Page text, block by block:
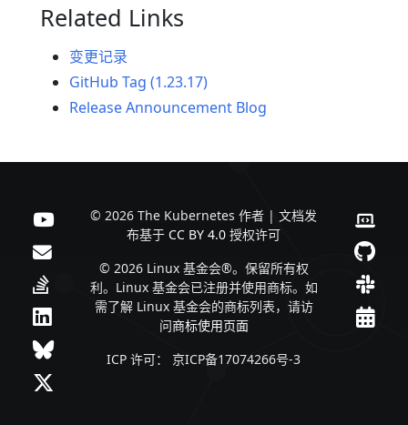
Related Links
变更记录
GitHub Tag (1.23.17)
Release Announcement Blog
© 2026 The Kubernetes 作者 | 文档发
布基于 CC BY 4.0 授权许可
© 2026 Linux 基金会®。保留所有权
利。Linux 基金会已注册并使用商标。如
需了解 Linux 基金会的商标列表，请访
问商标使用页面
ICP 许可： 京ICP备17074266号-3